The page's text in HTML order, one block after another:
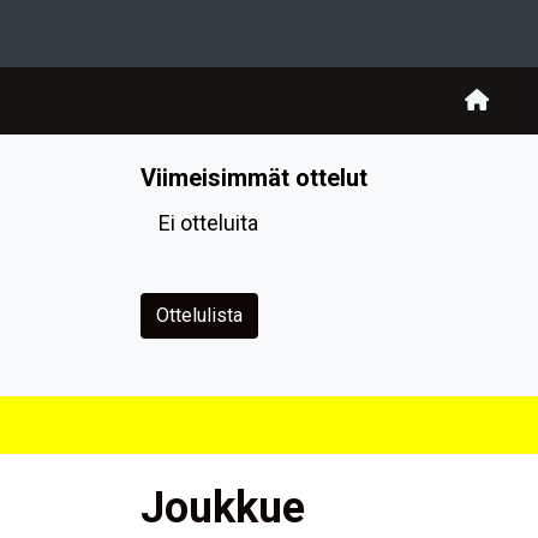
Viimeisimmät ottelut
Ei otteluita
Ottelulista
Joukkue